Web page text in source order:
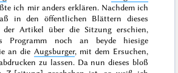
ich mir anders erklären. Nachdem ich
in den öffentlichen Blättern dieses
Artikel über die Sitzung erschien,
Programm noch an beyde hiesige
an die Augsburger, mit dem Ersuchen,
zu lassen. Da nun dieses bloß